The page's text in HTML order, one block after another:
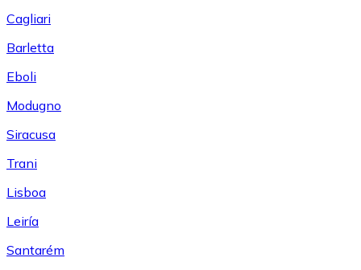
Cagliari
Barletta
Eboli
Modugno
Siracusa
Trani
Lisboa
Leiría
Santarém